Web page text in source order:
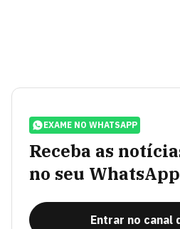
EXAME NO WHATSAPP
Receba as
no seu WhatsApp
Entrar no canal